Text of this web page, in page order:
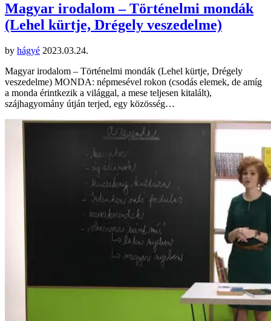
Magyar irodalom – Történelmi mondák
(Lehel kürtje, Drégely veszedelme)
by hágyé 2023.03.24.
Magyar irodalom – Történelmi mondák (Lehel kürtje, Drégely
veszedelme) MONDA: népmesével rokon (csodás elemek, de amíg
a monda érintkezik a világgal, a mese teljesen kitalált),
szájhagyomány útján terjed, egy közösség…